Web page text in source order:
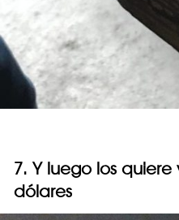
7. Y luego los
dólares